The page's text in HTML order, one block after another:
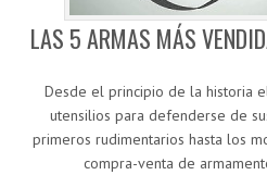
LAS 5 ARMAS MÁS
Desde el principio de la historia
utensilios para defenderse de
primeros rudimentarios hasta los
compra-venta de